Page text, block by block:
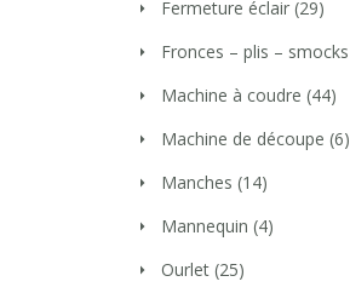
Fermeture éclair (29)
Fronces – plis – smocks
Machine à coudre (44)
Machine de découpe (6)
Manches (14)
Mannequin (4)
Ourlet (25)